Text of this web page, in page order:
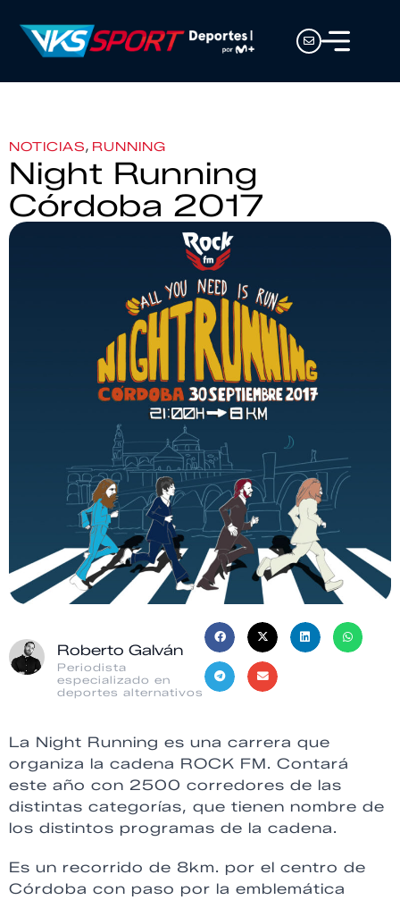
NOTICIAS, RUNNING
Night Running
Córdoba 2017
Roberto Galván
Periodista
especializado en
deportes alternativos
La Night Running es una carrera que
organiza la cadena ROCK FM. Contará
este año con 2500 corredores de las
distintas categorías, que tienen nombre de
los distintos programas de la cadena.
Es un recorrido de 8km. por el centro de
Córdoba con paso por la emblemática